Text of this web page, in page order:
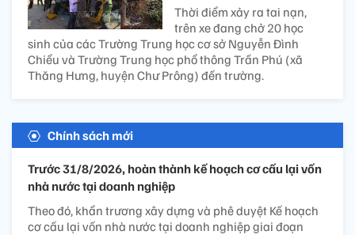
Thời điểm xảy ra tai nạn,
trên xe đang chở 20 học
sinh của các Trường Trung học cơ sở Nguyễn Đình
Chiểu và Trường Trung học phổ thông Trần Phú (xã
Thăng Hưng, huyện Chư Prông) đến trường.
Chính sách mới
Trước 31/8/2026, hoàn thành kế hoạch cơ cấu lại vốn
nhà nước tại doanh nghiệp
Theo đó, khẩn trương xây dựng và phê duyệt Kế hoạch
cơ cấu lại vốn nhà nước tại doanh nghiệp giai đoạn